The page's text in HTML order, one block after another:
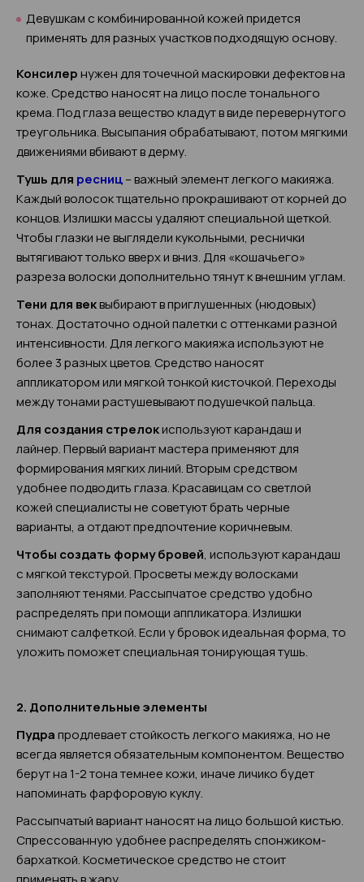
Девушкам с комбинированной кожей придется
применять для разных участков подходящую основу.
Консилернужен для точечной маскировки дефектов на
коже. Средство наносят на лицо после тонального
крема. Под глаза вещество кладут в виде перевернутого
треугольника. Высыпания обрабатывают, потом мягкими
движениями вбивают в дерму.
Тушь для ресниц– важный элемент легкого макияжа.
Каждый волосок тщательно прокрашивают от корней до
концов. Излишки массы удаляют специальной щеткой.
Чтобы глазки не выглядели кукольными, реснички
вытягивают только вверх и вниз. Для «кошачьего»
разреза волоски дополнительно тянут к внешним углам.
Тени для веквыбирают в приглушенных (нюдовых)
тонах. Достаточно одной палетки с оттенками разной
интенсивности. Для легкого макияжа используют не
более 3 разных цветов. Средство наносят
аппликатором или мягкой тонкой кисточкой. Переходы
между тонами растушевывают подушечкой пальца.
Для создания стрелокиспользуют карандаш и
лайнер. Первый вариант мастера применяют для
формирования мягких линий. Вторым средством
удобнее подводить глаза. Красавицам со светлой
кожей специалисты не советуют брать черные
варианты, а отдают предпочтение коричневым.
Чтобы создать форму бровей, используют карандаш
с мягкой текстурой. Просветы между волосками
заполняют тенями. Рассыпчатое средство удобно
распределять при помощи аппликатора. Излишки
снимают салфеткой. Если у бровок идеальная форма, то
уложить поможет специальная тонирующая тушь.
2. Дополнительные элементы
Пудрапродлевает стойкость легкого макияжа, но не
всегда является обязательным компонентом. Вещество
берут на 1-2 тона темнее кожи, иначе личико будет
напоминать фарфоровую куклу.
Рассыпчатый вариант наносят на лицо большой кистью.
Спрессованную удобнее распределять спонжиком-
бархаткой. Косметическое средство не стоит